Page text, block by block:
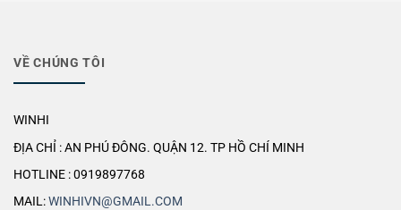
VỀ CHÚNG TÔI
WINHI
ĐỊA CHỈ : AN PHÚ ĐÔNG. QUẬN 12. TP HỒ CHÍ MINH
HOTLINE : 0919897768
MAIL:WINHIVN@GMAIL.COM